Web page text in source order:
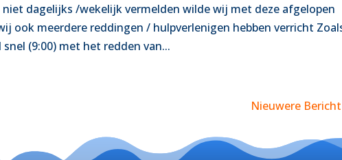
dagelijks /wekelijk vermelden wilde wij met deze afgelopen
ook meerdere reddingen / hulpverlenigen hebben verricht
(9:00) met het redden van...
Nieuwere